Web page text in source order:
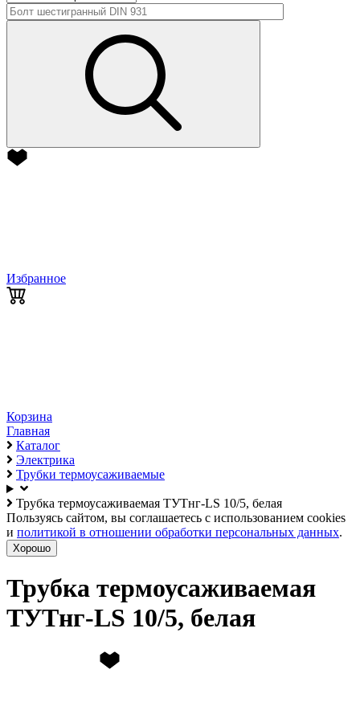
Избранное
Корзина
Главная
Каталог
Электрика
Трубки термоусаживаемые
Трубка термоусаживаемая ТУТнг-LS 10/5, белая
Пользуясь сайтом, вы соглашаетесь с использованием cookies
и политикой в отношении обработки персональных данных.
Хорошо
Трубка термоусаживаемая
ТУТнг-LS 10/5, белая